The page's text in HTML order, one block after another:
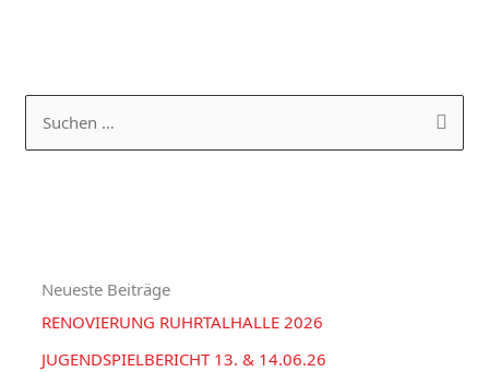
Neueste Beiträge
RENOVIERUNG RUHRTALHALLE 2026
JUGENDSPIELBERICHT 13. & 14.06.26